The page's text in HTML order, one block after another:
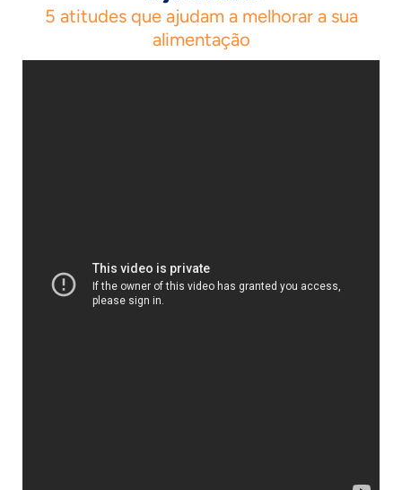
5 atitudes que ajudam a melhorar a sua
alimentação